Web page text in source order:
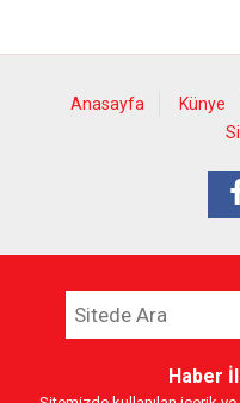
Anasayfa Künye
Haber